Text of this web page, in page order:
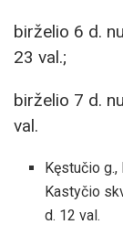
birželio 6 d.
23 val.;
birželio 7 d.
val.
Kęstučio
Kastyčio
d. 12 val.